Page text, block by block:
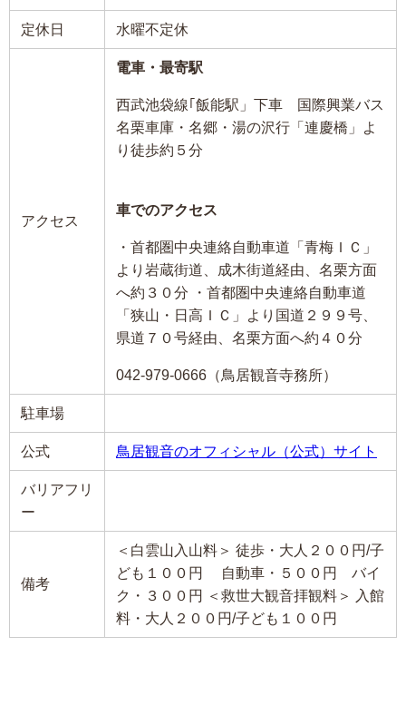
定休日 水曜不定休
アクセス
電車・最寄駅
西武池袋線｢飯能駅」下車 国際興業バス
名栗車庫・名郷・湯の沢行「連慶橋」よ
り徒歩約５分
車でのアクセス
・首都圏中央連絡自動車道「青梅ＩＣ」
より岩蔵街道、成木街道経由、名栗方面
へ約３０分 ・首都圏中央連絡自動車道
「狭山・日高ＩＣ」より国道２９９号、
県道７０号経由、名栗方面へ約４０分
042-979-0666（鳥居観音寺務所）
駐車場
公式 鳥居観音のオフィシャル（公式）サイト
バリアフリ
ー
備考
＜白雲山入山料＞ 徒歩・大人２００円/子
ども１００円 自動車・５００円 バイ
ク・３００円 ＜救世大観音拝観料＞ 入館
料・大人２００円/子ども１００円